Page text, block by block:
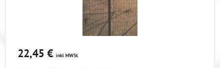
22,45 € inkl MWSt.